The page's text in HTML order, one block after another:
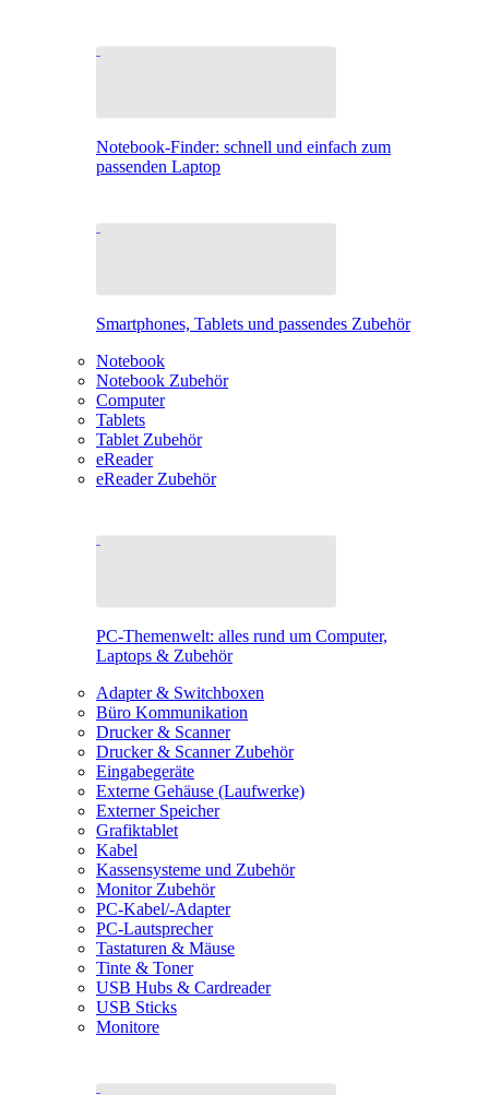
Notebook-Finder: schnell und einfach zum
passenden Laptop
Smartphones, Tablets und passendes Zubehör
Notebook
Notebook Zubehör
Computer
Tablets
Tablet Zubehör
eReader
eReader Zubehör
PC-Themenwelt: alles rund um Computer,
Laptops & Zubehör
Adapter & Switchboxen
Büro Kommunikation
Drucker & Scanner
Drucker & Scanner Zubehör
Eingabegeräte
Externe Gehäuse (Laufwerke)
Externer Speicher
Grafiktablet
Kabel
Kassensysteme und Zubehör
Monitor Zubehör
PC-Kabel/-Adapter
PC-Lautsprecher
Tastaturen & Mäuse
Tinte & Toner
USB Hubs & Cardreader
USB Sticks
Monitore